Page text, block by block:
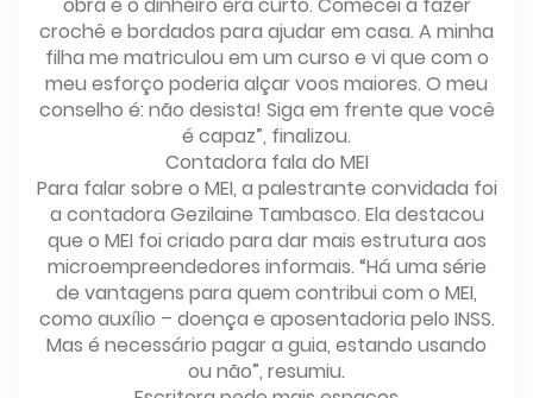
obra e o dinheiro era curto. Comecei a fazer
crochê e bordados para ajudar em casa. A minha
filha me matriculou em um curso e vi que com o
meu esforço poderia alçar voos maiores. O meu
conselho é: não desista! Siga em frente que você
é capaz”, finalizou.
Contadora fala do MEI
Para falar sobre o MEI, a palestrante convidada foi
a contadora Gezilaine Tambasco. Ela destacou
que o MEI foi criado para dar mais estrutura aos
microempreendedores informais. “Há uma série
de vantagens para quem contribui com o MEI,
como auxílio – doença e aposentadoria pelo INSS.
Mas é necessário pagar a guia, estando usando
ou não”, resumiu.